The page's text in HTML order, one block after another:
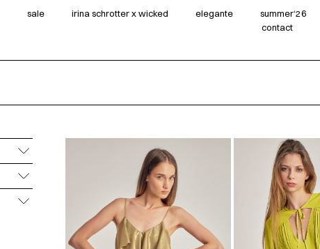
sale irina schrotter x wicked elegante summer‘26
contact